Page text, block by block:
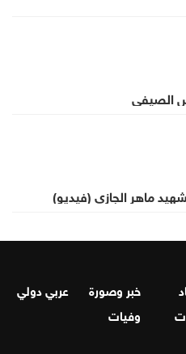
الصيفي
ماهر الجازي (فيديو)
خبر وصورة
عربي دولي
وفيات